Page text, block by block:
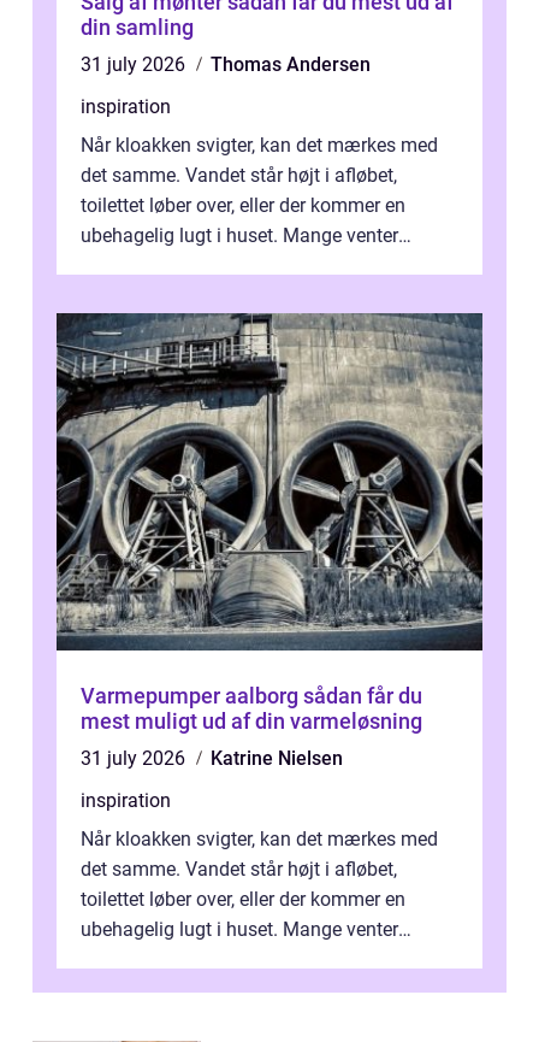
din samling
31 july 2026
Thomas Andersen
inspiration
Når kloakken svigter, kan det mærkes med
det samme. Vandet står højt i afløbet,
toilettet løber over, eller der kommer en
ubehagelig lugt i huset. Mange venter
Varmepumper aalborg sådan får du
mest muligt ud af din varmeløsning
31 july 2026
Katrine Nielsen
inspiration
Når kloakken svigter, kan det mærkes med
det samme. Vandet står højt i afløbet,
toilettet løber over, eller der kommer en
ubehagelig lugt i huset. Mange venter